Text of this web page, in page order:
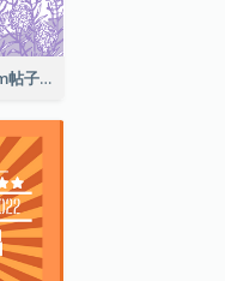
花语和书法的Instagram帖子